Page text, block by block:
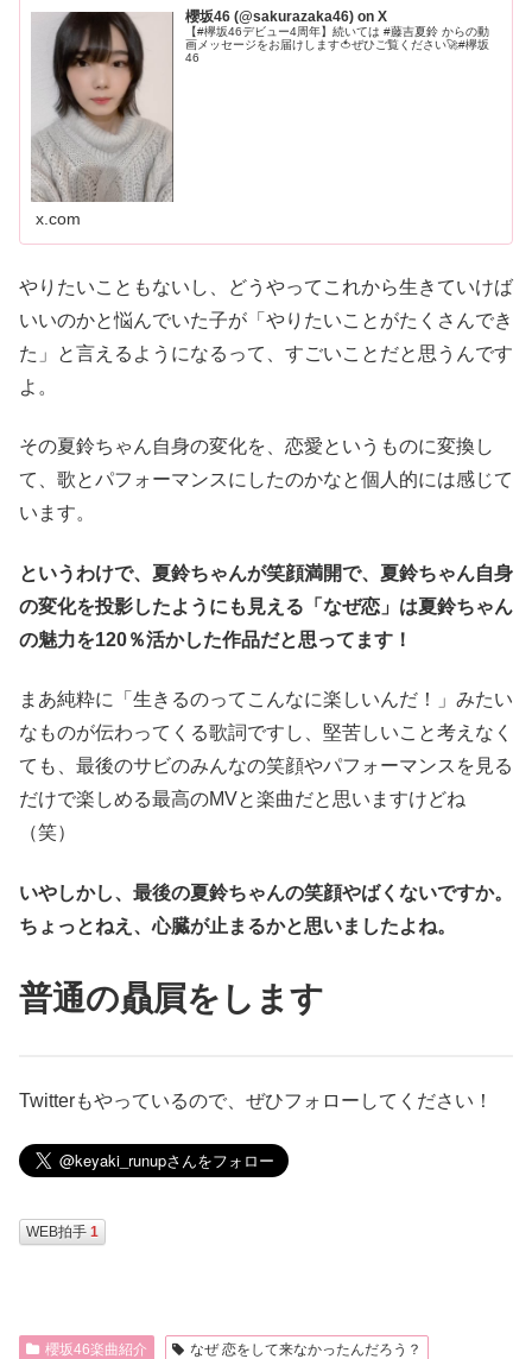
櫻坂46 (@sakurazaka46) on X
【#欅坂46デビュー4周年】続いては #藤吉夏鈴 からの動
画メッセージをお届けします🍅ぜひご覧ください🚀#欅坂
46
x.com
やりたいこともないし、どうやってこれから生きていけば
いいのかと悩んでいた子が「やりたいことがたくさんでき
た」と言えるようになるって、すごいことだと思うんです
よ。
その夏鈴ちゃん自身の変化を、恋愛というものに変換し
て、歌とパフォーマンスにしたのかなと個人的には感じて
います。
というわけで、夏鈴ちゃんが笑顔満開で、夏鈴ちゃん自身
の変化を投影したようにも見える「なぜ恋」は夏鈴ちゃん
の魅力を120％活かした作品だと思ってます！
まあ純粋に「生きるのってこんなに楽しいんだ！」みたい
なものが伝わってくる歌詞ですし、堅苦しいこと考えなく
ても、最後のサビのみんなの笑顔やパフォーマンスを見る
だけで楽しめる最高のMVと楽曲だと思いますけどね
（笑）
いやしかし、最後の夏鈴ちゃんの笑顔やばくないですか。
ちょっとねえ、心臓が止まるかと思いましたよね。
普通の贔屓をします
Twitterもやっているので、ぜひフォローしてください！
WEB拍手 1
櫻坂46楽曲紹介
なぜ 恋をして来なかったんだろう？